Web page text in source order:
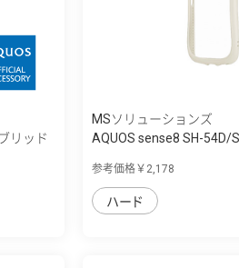
リッド
MSソリューションズ
AQUOS sense8 SH-54D/
参考価格￥2,178
ハード